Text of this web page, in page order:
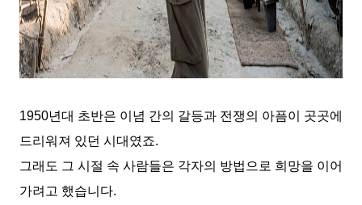
1950년대 초반은 이념 간의 갈등과 전쟁의 아픔이 곳곳에
드리워져 있던 시대였죠.
그래도 그 시절 속 사람들은 각자의 방법으로 희망을 이어
가려고 했습니다.